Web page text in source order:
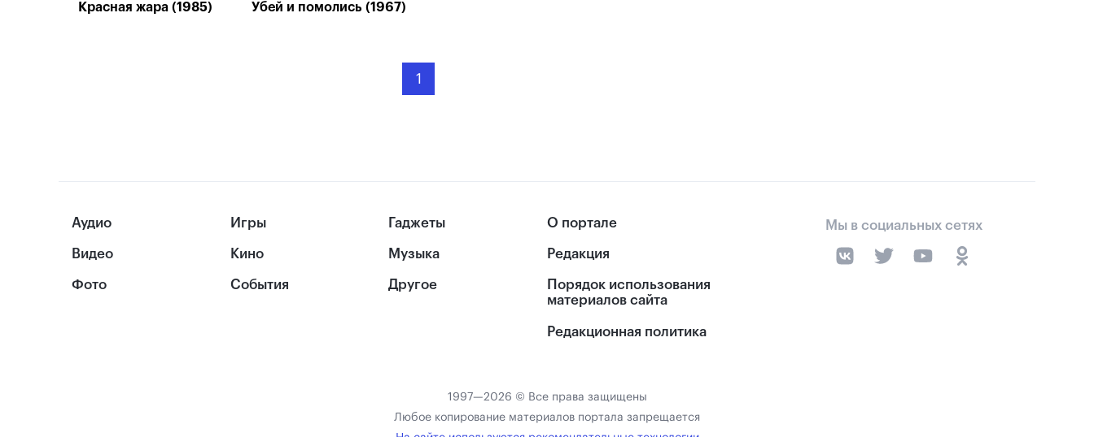
Красная жара (1985) Убей и помолись (1967)
1
Аудио
Видео
Фото
Игры
Кино
События
Гаджеты
Музыка
Другое
О портале
Редакция
Порядок использования
материалов сайта
Редакционная политика
Мы в социальных сетях
1997—2026 © Все права защищены
Любое копирование материалов портала запрещается